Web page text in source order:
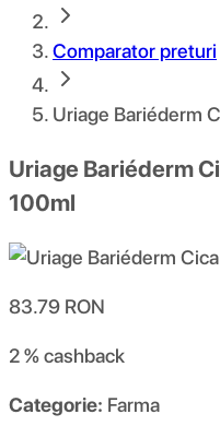
Comparator preturi
Uriage Bariéderm
Uriage Bariéderm
100ml
83.79 RON
2 %cashback
Categorie: Farma